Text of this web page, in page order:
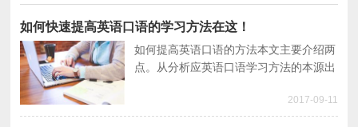
如何快速提高英语口语的学习方法在这！
如何提高英语口语的方法本文主要介绍两
点。从分析应英语口语学习方法的本源出
英语口语，可以选择合适自己的如何提高
英语口语的方法。
2017-09-11